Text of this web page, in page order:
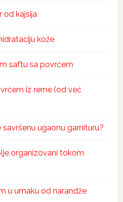
od kajsija
kože
saftu sa povrćem
iz rerne (od već
ugaonu garnituru?
organizovani tokom
u umaku od narandže